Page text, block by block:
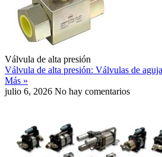
Válvula de alta presión
Válvula de alta presión: Válvulas de
Más »
julio 6, 2026 No hay comentarios